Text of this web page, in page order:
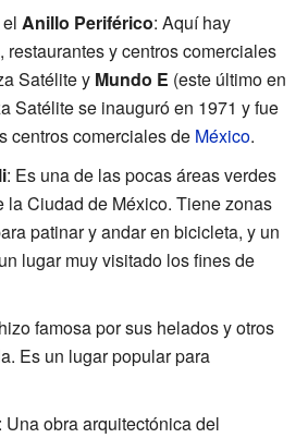
Anillo Periférico: Aquí hay
restaurantes y centros comerciales
Satélite y Mundo E (este último en
Satélite se inauguró en 1971 y fue
centros comerciales de México.
: Es una de las pocas áreas verdes
la Ciudad de México. Tiene zonas
patinar y andar en bicicleta, y un
lugar muy visitado los fines de
famosa por sus helados y otros
Es un lugar popular para
: Una obra arquitectónica del